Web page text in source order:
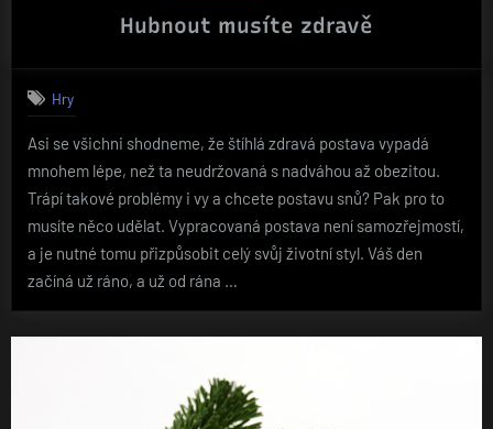
Hubnout musíte zdravě
Hry
Asi se všichni shodneme, že štíhlá zdravá postava vypadá
mnohem lépe, než ta neudržovaná s nadváhou až obezitou.
Trápí takové problémy i vy a chcete postavu snů? Pak pro to
musíte něco udělat. Vypracovaná postava není samozřejmostí,
a je nutné tomu přizpůsobit celý svůj životní styl. Váš den
začíná už ráno, a už od rána …